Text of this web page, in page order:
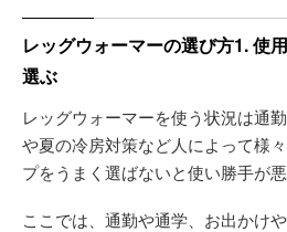
レッグウォーマーの選び方1. 使
選ぶ
レッグウォーマーを使う状況は通
や夏の冷房対策など人によって様
プをうまく選ばないと使い勝手が
ここでは、通勤や通学、お出かけ